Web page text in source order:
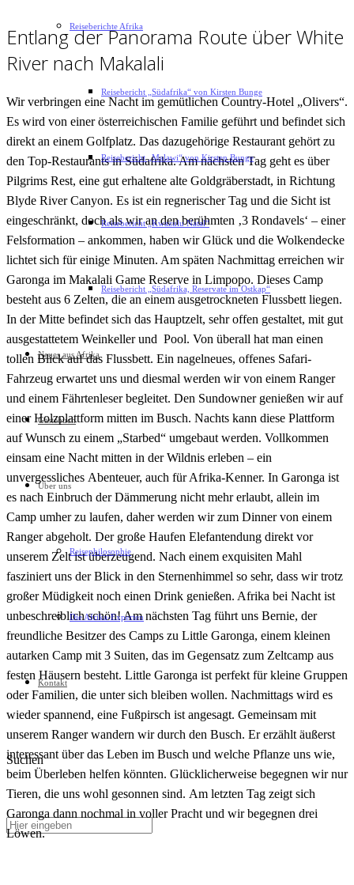
Reiseberichte Afrika
Reisebericht „Südafrika“ von Kirsten Bunge
Reisebericht „Malawi“ von Kirsten Bunge
Reisebericht „Kwazulu Natal“
Reisebericht „Südafrika, Reservate im Ostkap“
Neues aus Afrika
Gästebuch
Über uns
Reisephilosophie
Die Afrika-Experten
Kontakt
Suchen
Entlang der Panorama Route über White
River nach Makalali
Wir verbringen eine Nacht im gemütlichen Country-Hotel „Olivers“.
Es wird von einer österreichischen Familie geführt und befindet sich
direkt an einem Golfplatz. Das dazugehörige Restaurant gehört zu
den Top-Restaurants in Südafrika. Am nächsten Tag geht es über
Pilgrims Rest, eine gut erhaltene alte Goldgräberstadt, in Richtung
Blyde River Canyon. Es ist ein regnerischer Tag und die Sicht ist
eingeschränkt, doch als wir an den berühmten ‚3 Rondavels‘ – einer
Felsformation – ankommen, haben wir Glück und die Wolkendecke
lichtet sich für einige Minuten. Am späten Nachmittag erreichen wir
Garonga im Makalali Game Reserve in Limpopo. Dieses Camp
besteht aus 6 Zelten, die an einem ausgetrockneten Flussbett liegen.
In der Mitte befindet sich das Hauptzelt, sehr offen gestaltet, mit gut
ausgestattetem Weinkeller und Pool. Von überall hat man einen
tollen Blick auf das Flussbett. Ein nagelneues, offenes Safari-
Fahrzeug erwartet uns und diesmal werden wir von einem Ranger
und einem Fährtenleser begleitet. Den Sundowner genießen wir auf
einer Holzplattform mitten im Busch. Nachts kann diese Plattform
auf Wunsch zu einem „Starbed“ umgebaut werden. Vollkommen
einsam eine Nacht mitten in der Wildnis erleben – ein
unvergessliches Abenteuer, auch für Afrika-Kenner. In Garonga ist
es nach Einbruch der Dämmerung nicht mehr erlaubt, allein im
Camp umher zu laufen, daher werden wir zum Dinner von einem
Ranger abgeholt. Der große Haufen Elefantendung direkt vor
unserem Zelt ist überzeugend. Nach einem exquisiten Mahl
fasziniert uns der Blick in den Sternenhimmel so sehr, dass wir trotz
großer Müdigkeit noch einen Drink genießen. Afrika bei Nacht ist
unbeschreiblich schön! Am nächsten Tag führt uns Bernie, der
freundliche Besitzer des Camps zu Little Garonga, einem kleinen
autarken Camp mit 3 Suiten, das im Gegensatz zum Zeltcamp aus
festen Häusern besteht. Little Garonga ist perfekt für kleine Gruppen
oder Familien, die unter sich bleiben wollen. Nachmittags wird es
wieder spannend, eine Fußpirsch ist angesagt. Gemeinsam mit
unserem Ranger wandern wir durch den Busch. Er erzählt äußerst
interessant über das Leben im Busch und welche Pflanze uns wie,
beim Überleben helfen könnten. Glücklicherweise begegnen wir nur
Tieren, die uns wohl gesonnen sind. Am letzten Tag zeigt sich
Garonga dann nochmal in voller Pracht und wir begegnen drei
Löwen.